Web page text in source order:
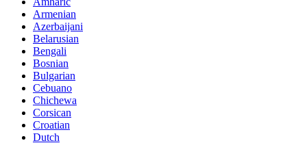
Armenian
Azerbaijani
Belarusian
Bengali
Bosnian
Bulgarian
Cebuano
Chichewa
Corsican
Croatian
Dutch